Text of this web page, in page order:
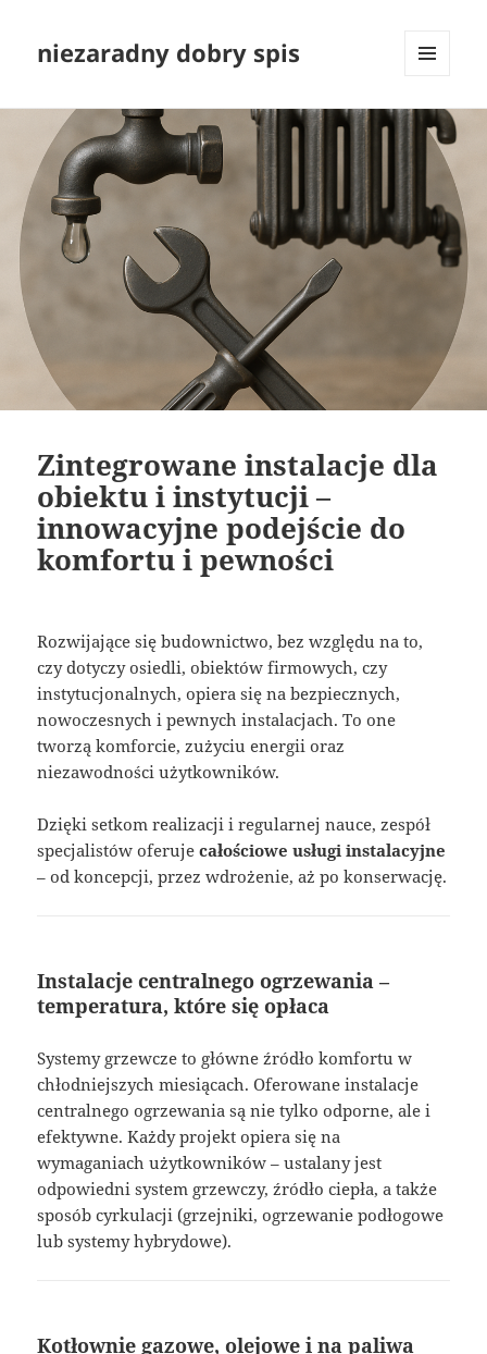
niezaradny dobry spis
WIDGETY
Zintegrowane instalacje dla
obiektu i instytucji –
innowacyjne podejście do
komfortu i pewności
Rozwijające się budownictwo, bez względu na to,
czy dotyczy osiedli, obiektów firmowych, czy
instytucjonalnych, opiera się na bezpiecznych,
nowoczesnych i pewnych instalacjach. To one
tworzą komforcie, zużyciu energii oraz
niezawodności użytkowników.
Dzięki setkom realizacji i regularnej nauce, zespół
specjalistów oferujecałościowe usługi instalacyjne
– od koncepcji, przez wdrożenie, aż po konserwację.
Instalacje centralnego ogrzewania –
temperatura, które się opłaca
Systemy grzewcze to główne źródło komfortu w
chłodniejszych miesiącach. Oferowane instalacje
centralnego ogrzewania są nie tylko odporne, ale i
efektywne. Każdy projekt opiera się na
wymaganiach użytkowników – ustalany jest
odpowiedni system grzewczy, źródło ciepła, a także
sposób cyrkulacji (grzejniki, ogrzewanie podłogowe
lub systemy hybrydowe).
Kotłownie gazowe, olejowe i na paliwa